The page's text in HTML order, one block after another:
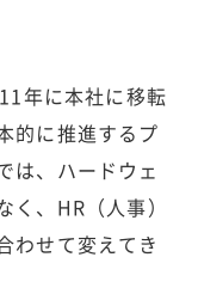
年に本社に移転
的に推進するプ
は、ハードウェ
、HR（人事）
わせて変えてき